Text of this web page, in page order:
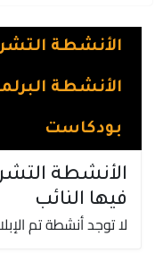
الأنشطة
الأنشطة
بودكاست
الأنشطة
فيها النائب
لا توجد أنشطة تم